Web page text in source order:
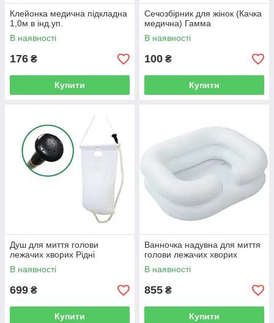
Клейонка медична підкладна
1,0м в інд.уп.
В наявності
176 ₴
Купити
Сечозбірник для жінок (Качка
медична) Гамма
В наявності
100 ₴
Купити
Душ для миття голови
лежачих хворих Рідні
В наявності
699 ₴
Купити
Ванночка надувна для миття
голови лежачих хворих
В наявності
855 ₴
Купити